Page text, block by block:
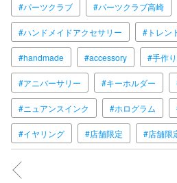
#パーツクラブ #パーツクラブ高崎
#ハンドメイドアクセサリー #トレン
#handmade #accessory #手作
#アニバーサリー #キーホルダー
#ニュアンスインク #ホログラム
#イヤリング #店舗限定 #店舗限